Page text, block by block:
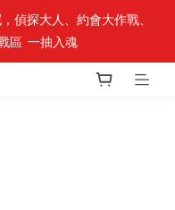
折，滿$389送「完節紀念
偵探大人、約會大作戰、
區  一抽入魂
折，滿$389送「完節紀念